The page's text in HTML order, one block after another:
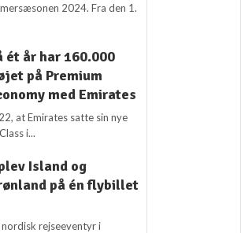
2024. Fra den 1.
ét år har 160.000
på Premium
med Emirates
at Emirates satte sin nye
i...
Island og
på én flybillet
rejseeventyr i